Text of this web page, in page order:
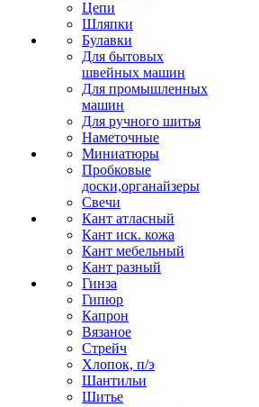
Цепи
Шляпки
Булавки
Для бытовых
швейных машин
Для промышленных
машин
Для ручного шитья
Наметочные
Миниатюры
Пробковые
доски,органайзеры
Свечи
Кант атласный
Кант иск. кожа
Кант мебельный
Кант разный
Гинза
Гипюр
Капрон
Вязаное
Стрейч
Хлопок, п/э
Шантильи
Шитье